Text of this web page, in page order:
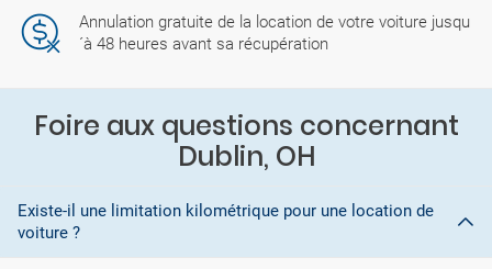
Annulation gratuite de la location de votre voiture jusqu
´à 48 heures avant sa récupération
Foire aux questions concernant
Dublin, OH
Existe-il une limitation kilométrique pour une location de
voiture ?